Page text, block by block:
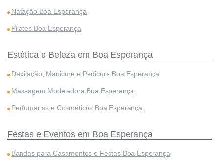
Natação Boa Esperança
Pilates Boa Esperança
Estética e Beleza em Boa Esperança
Depilação, Manicure e Pedicure Boa Esperança
Massagem Modeladora Boa Esperança
Perfumarias e Cosméticos Boa Esperança
Festas e Eventos em Boa Esperança
Bandas para Casamentos e Festas Boa Esperança